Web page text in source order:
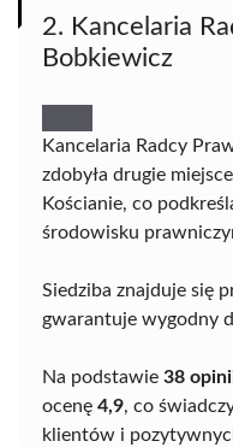
2. Kancelaria
Bobkiewicz
Kancelaria Radcy
zdobyła drugie
Kościanie, co
środowisku
Siedziba znajduje się
gwarantuje wygodny
Na podstawie 38
ocenę 4,9, co
klientów i